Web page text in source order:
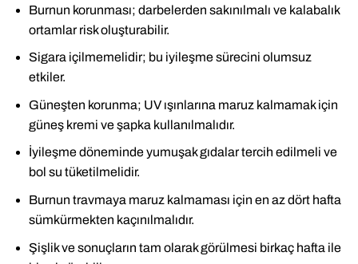
Burnun korunması; darbelerden sakınılmalı ve kalabalık
ortamlar risk oluşturabilir.
Sigara içilmemelidir; bu iyileşme sürecini olumsuz
etkiler.
Güneşten korunma; UV ışınlarına maruz kalmamak için
güneş kremi ve şapka kullanılmalıdır.
İyileşme döneminde yumuşak gıdalar tercih edilmeli ve
bol su tüketilmelidir.
Burnun travmaya maruz kalmaması için en az dört hafta
sümkürmekten kaçınılmalıdır.
Şişlik ve sonuçların tam olarak görülmesi birkaç hafta ile